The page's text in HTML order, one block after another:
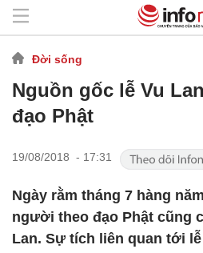
Đời sống
Nguồn gốc lễ Vu
đạo Phật
19/08/2018 - 17:31
Ngày rằm tháng 7 hàng
người theo đạo Phật cũng
Lan. Sự tích liên quan tới